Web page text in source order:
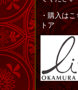
・購入はこ
トア